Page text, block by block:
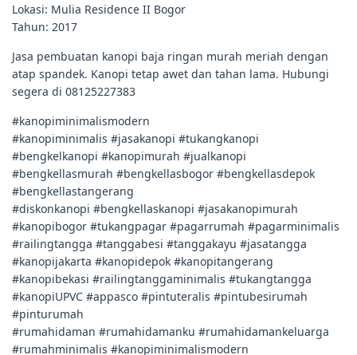
Lokasi: Mulia Residence II Bogor
Tahun: 2017
Jasa pembuatan kanopi baja ringan murah meriah dengan
atap spandek. Kanopi tetap awet dan tahan lama. Hubungi
segera di 08125227383
#kanopiminimalismodern
#kanopiminimalis #jasakanopi #tukangkanopi
#bengkelkanopi #kanopimurah #jualkanopi
#bengkellasmurah #bengkellasbogor #bengkellasdepok
#bengkellastangerang
#diskonkanopi #bengkellaskanopi #jasakanopimurah
#kanopibogor #tukangpagar #pagarrumah #pagarminimalis
#railingtangga #tanggabesi #tanggakayu #jasatangga
#kanopijakarta #kanopidepok #kanopitangerang
#kanopibekasi #railingtanggaminimalis #tukangtangga
#kanopiUPVC #appasco #pintuteralis #pintubesirumah
#pinturumah
#rumahidaman #rumahidamanku #rumahidamankeluarga
#rumahminimalis #kanopiminimalismodern